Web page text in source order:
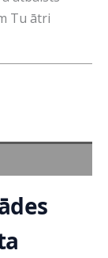
Tu ātri